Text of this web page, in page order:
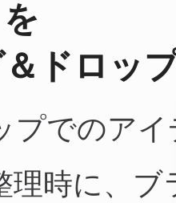
を
＆ドロッ
プでのアイ
理時に、ブ